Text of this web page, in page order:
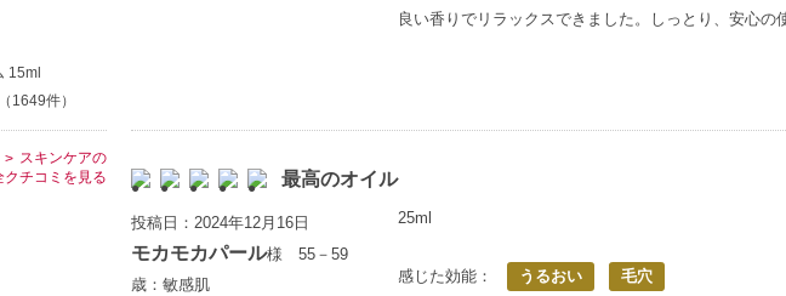
良い香りでリラックスできました。しっとり、安心の
最高のオイル
投稿日：2024年12月16日
モカモカパール様 55－59
歳：敏感肌
25ml
感じた効能： うるおい 毛穴
15ml
（1649件）
スキンケアの
クチコミを見る